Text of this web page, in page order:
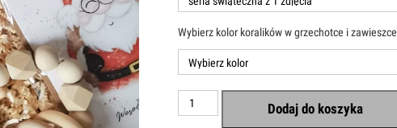
Wybierz kolor koralików w grzechotce i zawieszce
ilość
Prezent
Dodaj do koszyka